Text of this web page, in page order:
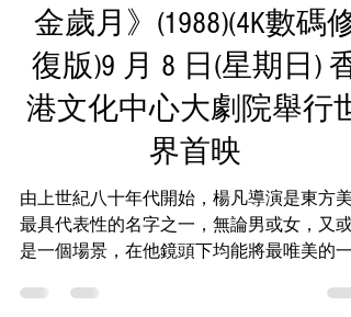
修復瑰寶 - 楊凡經典《流
金歲月》(1988)(4K數碼修
復版)9 月 8 日(星期日) 香
港文化中心大劇院舉行世
界首映
由上世紀八十年代開始，楊凡導演是東方美
是一個場景，在他鏡頭下均能將最唯美的一